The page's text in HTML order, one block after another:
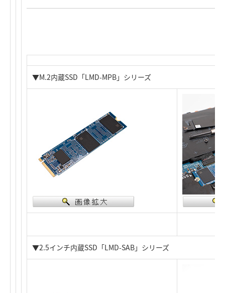
▼M.2内蔵SSD「LMD-MPB」シリーズ
▼2.5インチ内蔵SSD「LMD-SAB」シリーズ